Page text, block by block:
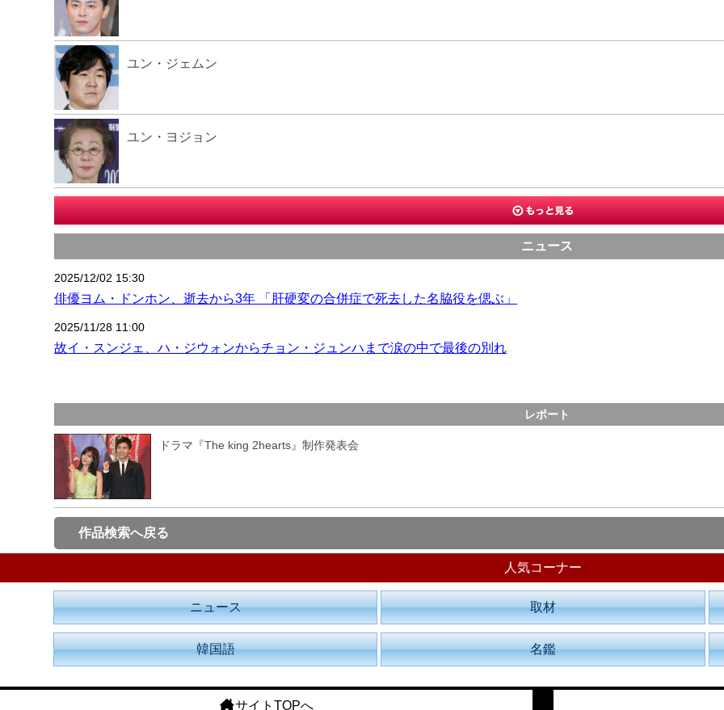
ユン・ジェムン
ユン・ヨジョン
ニュース
2025/12/02 15:30
俳優ヨム・ドンホン、逝去から3年 「肝硬変の合併症で死去した名脇役を偲ぶ」
2025/11/28 11:00
故イ・スンジェ、ハ・ジウォンからチョン・ジュンハまで涙の中で最後の別れ
レポート
ドラマ『The king 2hearts』制作発表会
作品検索へ戻る
人気コーナー
ニュース 取材
韓国語 名鑑
サイトTOPへ